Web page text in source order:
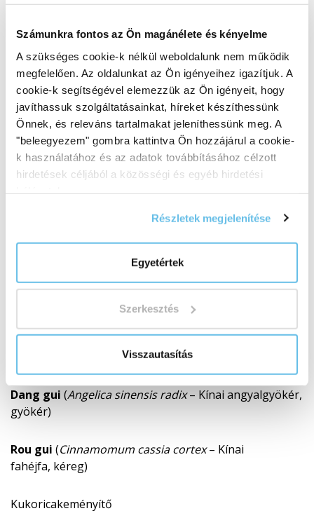
Számunkra fontos az Ön magánélete és kényelme
A szükséges cookie-k nélkül weboldalunk nem működik
megfelelően. Az oldalunkat az Ön igényeihez igazítjuk. A
cookie-k segítségével elemezzük az Ön igényeit, hogy
javíthassuk szolgáltatásainkat, híreket készíthessünk
Önnek, és releváns tartalmakat jeleníthessünk meg. A
"beleegyezem" gombra kattintva Ön hozzájárul a cookie-
k használatához és az adatok továbbításához célzott
hirdetések céljából a közösségi és egyéb hirdetési
Részletek megjelenítése
Egyetértek
Szerkesztés
Visszautasítás
tanúsítvánnyal rendelkező TCM terapeutával.
Shu di huang ( Rehmannia glutinosa radix
– Enyves
kuszagyűszű, gyökér)
Shan yao( Dioscorea batatas tuber– Kínai
jamsz, gumó)
Tu si zi(Cuscuta chinensis semen– Cuscuta
chinensis, mag)
termés)
Du zhong(Eucommia ulmoides cortex– Kínai
Shan zhu yu(Cornus officinalis fructus– Japán som,
Dang gui (Angelica sinensis radix– Kínai angyalgyökér,
gyökér)
Rou gui (Cinnamomum cassia cortex– Kínai
fahéjfa, kéreg)
Kukoricakeményítő